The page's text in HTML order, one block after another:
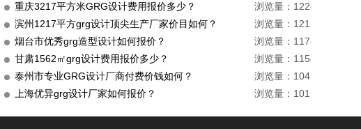
重庆3217平方米GRG设计费用报价多少？
浏览量：1226
滨州1217平方grg设计顶尖生产厂家价目如何？
浏览量：1212
烟台市优秀grg造型设计如何报价？
浏览量：1178
甘肃1562㎡grg设计费用报价多少？
浏览量：1158
泰州市专业GRG设计厂商付费价钱如何？
浏览量：1045
上海优异grg设计厂家如何报价？
浏览量：1015